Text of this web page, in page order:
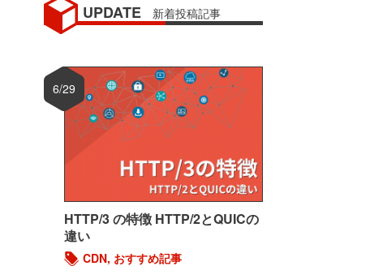
UPDATE 新着投稿記事
HTTP/3 の特徴 HTTP/2とQUICの
違い
6/29
CDN, おすすめ記事